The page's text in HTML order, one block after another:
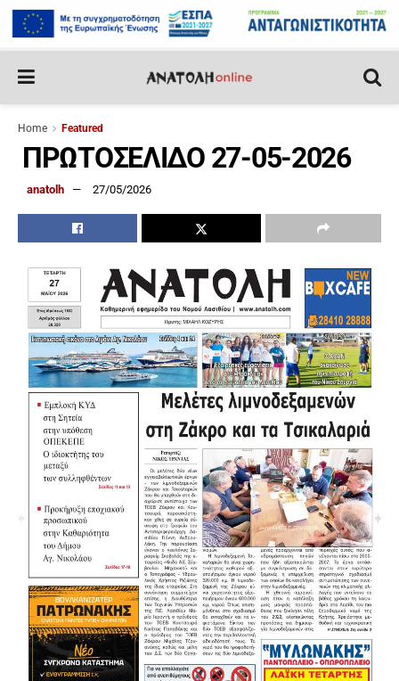
Home Featured
ΠΡΩΤΟΣΕΛΙΔΟ 27-05-2026
anatolh 27/05/2026